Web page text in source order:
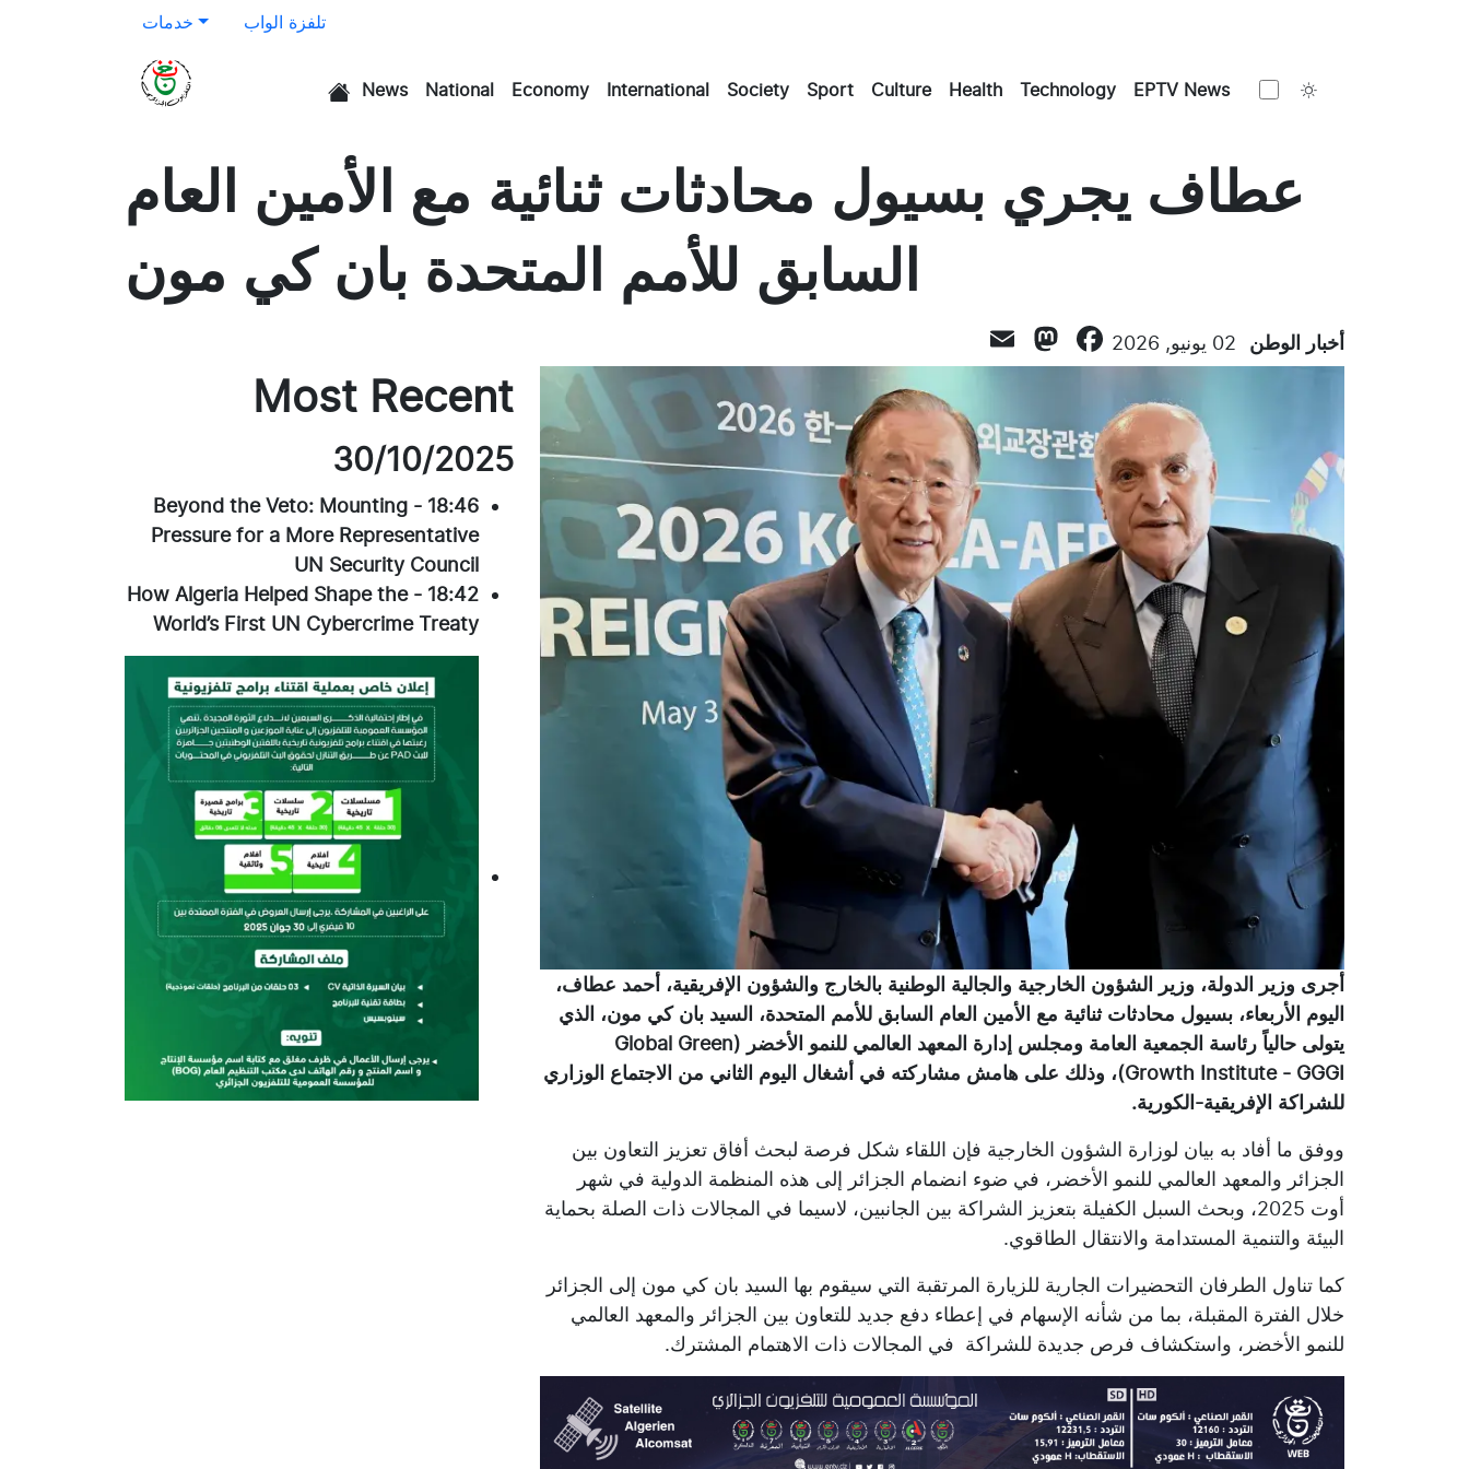
خدمات تلفزة الواب
News National Economy International Society Sport Culture Health Technology EPTV News
عطاف يجري بسيول محادثات ثنائية مع الأمين العام
السابق للأمم المتحدة بان كي مون
أخبار الوطن 02 يونيو, 2026 Facebook
Mastodon
أجرى وزير الدولة، وزير الشؤون الخارجية والجالية الوطنية بالخارج والشؤون الإفريقية، أحمد عطاف،
اليوم الأربعاء، بسيول محادثات ثنائية مع الأمين العام السابق للأمم المتحدة، السيد بان كي مون، الذي
يتولى حالياً رئاسة الجمعية العامة ومجلس إدارة المعهد العالمي للنمو الأخضر (Global Green
Growth Institute - GGGI)، وذلك على هامش مشاركته في أشغال اليوم الثاني من الاجتماع الوزاري
للشراكة الإفريقية-الكورية.
ووفق ما أفاد به بيان لوزارة الشؤون الخارجية فإن اللقاء شكل فرصة لبحث أفاق تعزيز التعاون بين
الجزائر والمعهد العالمي للنمو الأخضر، في ضوء انضمام الجزائر إلى هذه المنظمة الدولية في شهر
أوت 2025، وبحث السبل الكفيلة بتعزيز الشراكة بين الجانبين، لاسيما في المجالات ذات الصلة بحماية
البيئة والتنمية المستدامة والانتقال الطاقوي.
كما تناول الطرفان التحضيرات الجارية للزيارة المرتقبة التي سيقوم بها السيد بان كي مون إلى الجزائر
خلال الفترة المقبلة، بما من شأنه الإسهام في إعطاء دفع جديد للتعاون بين الجزائر والمعهد العالمي
للنمو الأخضر، واستكشاف فرص جديدة للشراكة في المجالات ذات الاهتمام المشترك.
Most Recent
30/10/2025
18:46
-
Beyond the Veto: Mounting
Pressure for a More Representative
UN Security Council
18:42
-
How Algeria Helped Shape the
World’s First UN Cybercrime Treaty